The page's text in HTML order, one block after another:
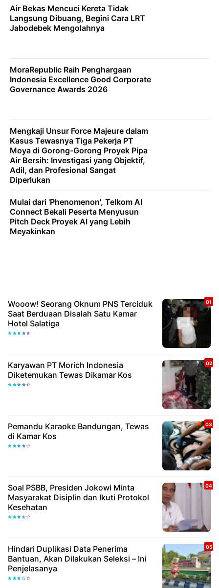
Air Bekas Mencuci Kereta Tidak
Langsung Dibuang, Begini Cara LRT
Jabodebek Mengolahnya
MoraRepublic Raih Penghargaan
Indonesia Excellence Good Corporate
Governance Awards 2026
Mengkaji Unsur Force Majeure dalam
Kasus Tewasnya Tiga Pekerja PT
Moya di Gorong-Gorong Proyek Pipa
Air Bersih: Investigasi yang Objektif,
Adil, dan Profesional Sangat
Diperlukan
Mulai dari 'Phenomenon', Telkom AI
Connect Bekali Peserta Menyusun
Pitch Deck Proyek AI yang Lebih
Meyakinkan
Wooow! Seorang Oknum PNS Terciduk
Saat Berduaan Disalah Satu Kamar
Hotel Salatiga
Karyawan PT Morich Indonesia
Diketemukan Tewas Dikamar Kos
Pemandu Karaoke Bandungan, Tewas
di Kamar Kos
Soal PSBB, Presiden Jokowi Minta
Masyarakat Disiplin dan Ikuti Protokol
Kesehatan
Hindari Duplikasi Data Penerima
Bantuan, Akan Dilakukan Seleksi – Ini
Penjelasanya